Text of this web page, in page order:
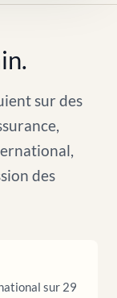
sur des
des
sur 29